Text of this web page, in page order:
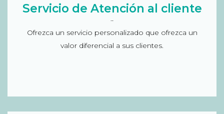
Servicio de Atención al cliente
Ofrezca un servicio personalizado que ofrezca un
valor diferencial a sus clientes.
pacientes estén utilizándola de manera
colaborativa, análisis para la gestión de los pagos
y generación de informes por cliente, zona
geográfica y producto, servicio de copago